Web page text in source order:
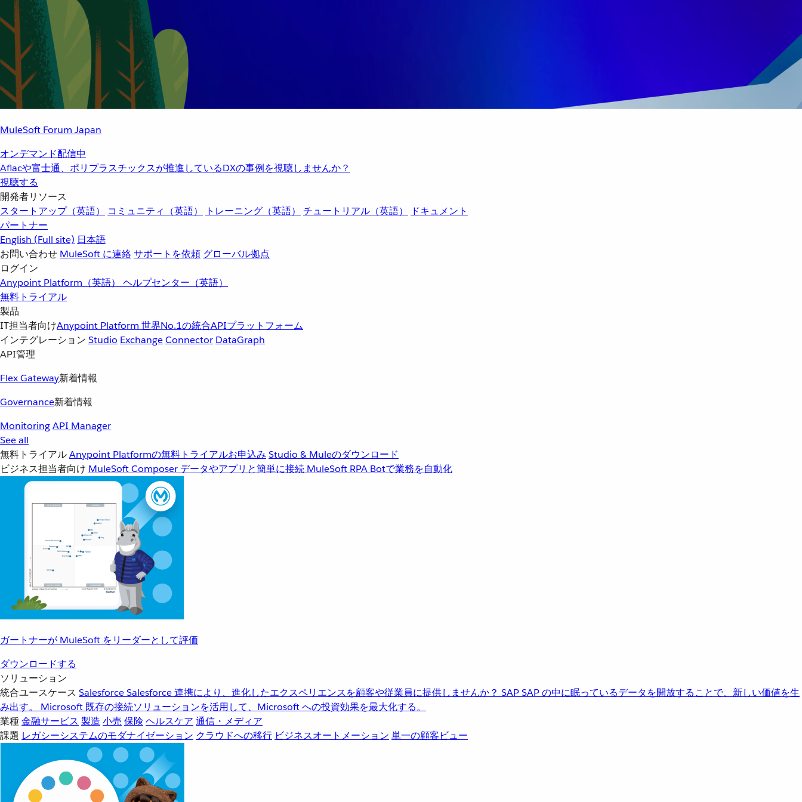
MuleSoft Forum Japan
オンデマンド配信中
Aflacや富士通、ポリプラスチックスが推進しているDXの事例を視聴しませんか？
視聴する
開発者リソース
スタートアップ（英語）
コミュニティ（英語） トレーニング（英語） チュートリアル（英語）
ドキュメント
パートナー
English (Full site) 日本語
お問い合わせ MuleSoft に連絡サポートを依頼 グローバル拠点
ログイン
Anypoint Platform（英語） ヘルプセンター（英語）
無料トライアル
製品
IT担当者向けAnypoint Platform 世界No.1の統合APIプラットフォーム
インテグレーション Studio ExchangeConnector DataGraph
API管理
Flex Gateway新着情報
Governance新着情報
MonitoringAPI Manager
See all
無料トライアルAnypoint Platformの無料トライアルお申込み Studio & Muleのダウンロード
ビジネス担当者向け MuleSoft Composer データやアプリと簡単に接続 MuleSoft RPA Botで業務を自動化
ガートナーが MuleSoft をリーダーとして評価
ダウンロードする
ソリューション
統合ユースケース SalesforceSalesforce 連携により、進化したエクスペリエンスを顧客や従業員に提供しませんか？ SAPSAP の中に眠っているデータを開放することで、新しい価値を生
み出す。
Microsoft 既存の接続ソリューションを活用して、Microsoft への投資効果を最大化する。
業種金融サービス 製造 小売 保険 ヘルスケア 通信・メディア
課題 レガシーシステムのモダナイゼーション クラウドへの移行 ビジネスオートメーション 単一の顧客ビュー